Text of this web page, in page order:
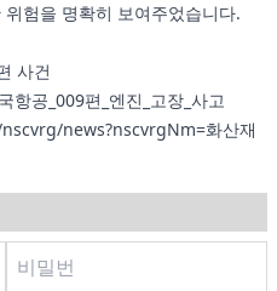
험을 명확히 보여주었습니다.
사건
공_009편_엔진_고장_사고
news?nscvrgNm=화산재